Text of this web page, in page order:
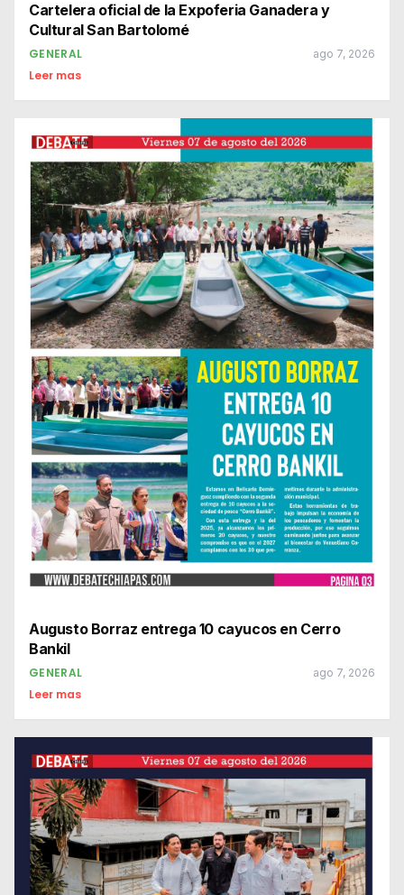
Cartelera oficial de la Expoferia Ganadera y
Cultural San Bartolomé
GENERAL ago 7, 2026
Leer mas
Augusto Borraz entrega 10 cayucos en Cerro
Bankil
GENERAL ago 7, 2026
Leer mas